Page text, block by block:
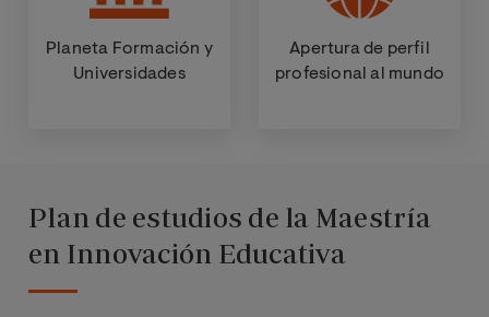
Planeta Formación y
Universidades
Apertura de perfil
profesional al mundo
Plan de estudios de la Maestría
en Innovación Educativa